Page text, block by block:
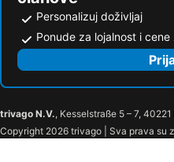
Personalizuj doživljaj
Ponude za lojalnost i
trivago N.V., Kesselstraße 5 – 7,
Copyright 2026 trivago | Sva prava su